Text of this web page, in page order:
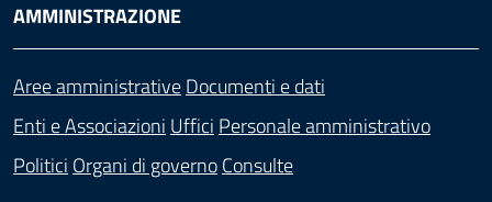
AMMINISTRAZIONE
Aree amministrativeDocumenti e dati
Enti e Associazioni Uffici Personale amministrativo
Politici Organi di governoConsulte